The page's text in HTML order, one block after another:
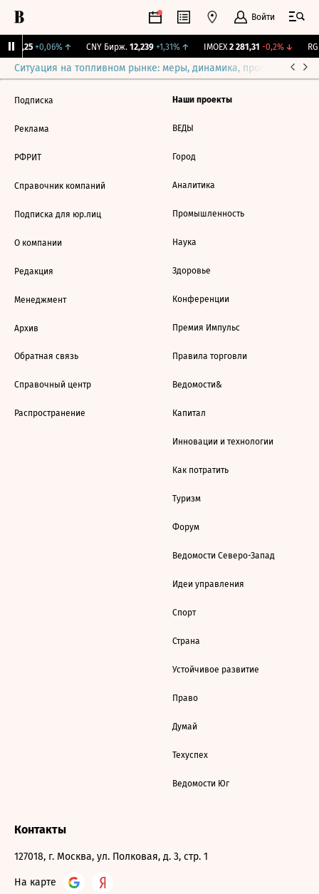
Войти
115,25 +0,06%↑ CNY Бирж. 12,239 +1,31%↑ IMOEX 2 281,31 -0,2%↓
Ситуация на топливном рынке: меры, динамика, прогнозы
Подписка
Реклама
РФРИТ
Справочник компаний
Подписка для юр.лиц
О компании
Редакция
Менеджмент
Архив
Обратная связь
Справочный центр
Распространение
Наши проекты
ВЕДЫ
Город
Аналитика
Промышленность
Наука
Здоровье
Конференции
Премия Импульс
Правила торговли
Ведомости&
Капитал
Инновации и технологии
Как потратить
Туризм
Форум
Ведомости Северо-Запад
Идеи управления
Спорт
Страна
Устойчивое развитие
Право
Думай
Техуспех
Ведомости Юг
Контакты
127018, г. Москва, ул. Полковая, д. 3, стр. 1
На карте